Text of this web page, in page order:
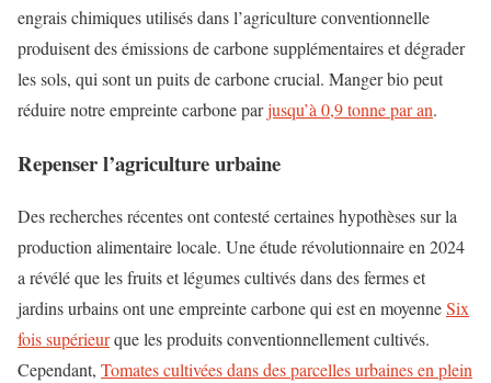
engrais chimiques utilisés dans l’agriculture conventionnelle
produisent des émissions de carbone supplémentaires et dégrader
les sols, qui sont un puits de carbone crucial. Manger bio peut
réduire notre empreinte carbone parjusqu’à 0,9 tonne par an.
Repenser l’agriculture urbaine
Des recherches récentes ont contesté certaines hypothèses sur la
production alimentaire locale. Une étude révolutionnaire en 2024
a révélé que les fruits et légumes cultivés dans des fermes et
jardins urbains ont une empreinte carbone qui est en moyenneSix
fois supérieurque les produits conventionnellement cultivés.
Cependant, Tomates cultivées dans des parcelles urbaines en plein